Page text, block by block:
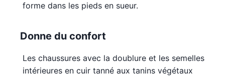
forme dans les pieds en sueur.
Donne du confort
Les chaussures avec la doublure et les semelles
intérieures en cuir tanné aux tanins végétaux